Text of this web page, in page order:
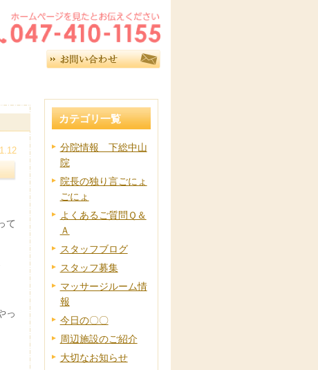
て
っ
カテゴリ一覧
分院情報 下総中山
院
院長の独り言ごにょ
ごにょ
よくあるご質問Ｑ＆
Ａ
スタッフブログ
スタッフ募集
マッサージルーム情
報
今日の〇〇
周辺施設のご紹介
大切なお知らせ